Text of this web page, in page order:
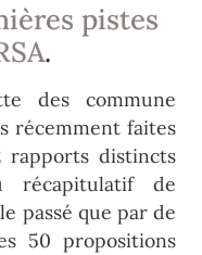
pistes
.
des commune
récemment faites
rapports distincts
récapitulatif de
passé que par de
50 propositions